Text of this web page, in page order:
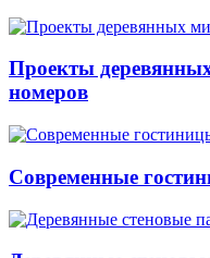
Проекты
номеров
Современные